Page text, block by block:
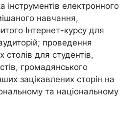
інструментів електронного
навчання,
Інтернет-курсу для
проведення
столів для студентів,
громадянського
зацікавлених сторін на
та національному